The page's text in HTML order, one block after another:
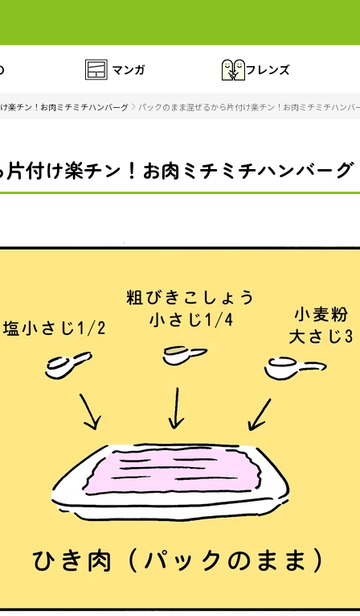
マンガ フレンズ
楽チン！お肉ミチミチハンバーグ パックのまま混ぜるから片付け楽チン！お肉ミチミチハンバ
付け楽チン！お肉ミチミチハンバー